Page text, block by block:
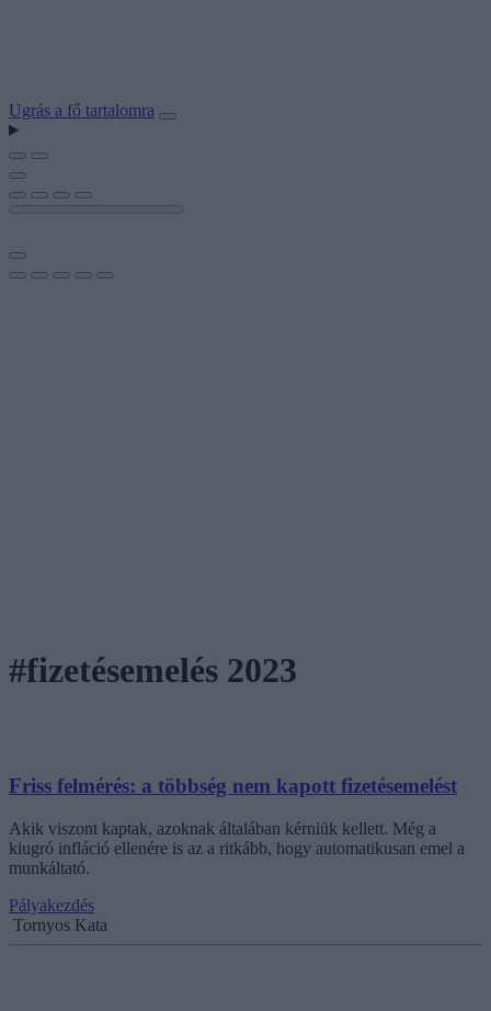
Ugrás a fő tartalomra
#fizetésemelés 2023
Friss felmérés: a többség nem kapott fizetésemelést
Akik viszont kaptak, azoknak általában kérniük kellett. Még a
kiugró infláció ellenére is az a ritkább, hogy automatikusan emel a
munkáltató.
Pályakezdés
Tornyos Kata